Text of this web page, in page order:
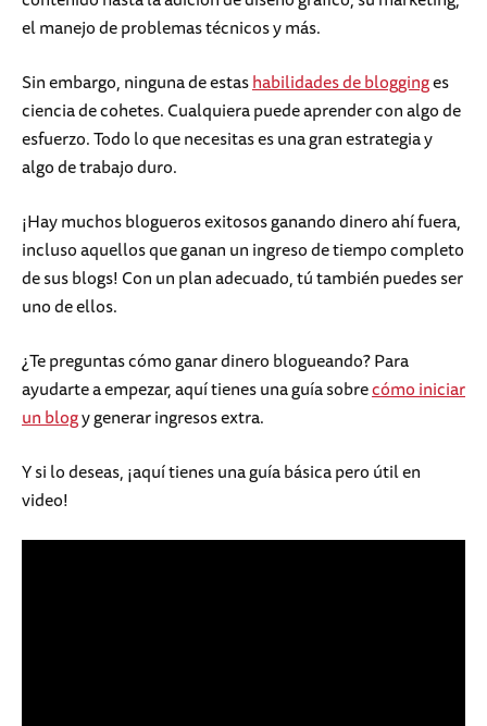
el manejo de problemas técnicos y más.
Sin embargo, ninguna de estashabilidades de blogginges
ciencia de cohetes. Cualquiera puede aprender con algo de
esfuerzo. Todo lo que necesitas es una gran estrategia y
algo de trabajo duro.
¡Hay muchos blogueros exitosos ganando dinero ahí fuera,
incluso aquellos que ganan un ingreso de tiempo completo
de sus blogs! Con un plan adecuado, tú también puedes ser
uno de ellos.
¿Te preguntas cómo ganar dinero blogueando? Para
ayudarte a empezar, aquí tienes una guía sobrecómo iniciar
un blogy generar ingresos extra.
Y si lo deseas, ¡aquí tienes una guía básica pero útil en
video!